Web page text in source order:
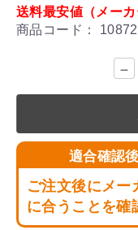
送料最安値（メーカ
商品コード： 10872
－
適合確認
ご注文後にメー
に合うことを確